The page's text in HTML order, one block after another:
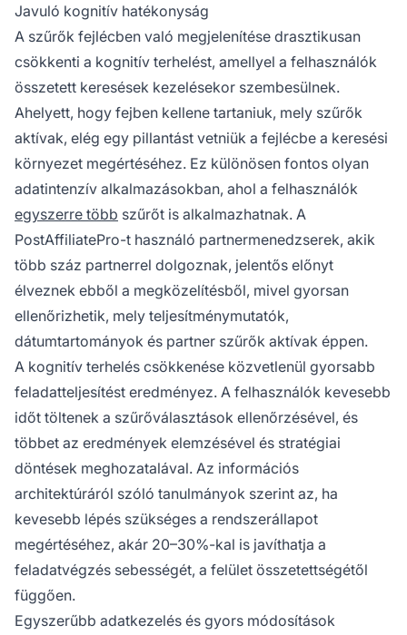
Javuló kognitív hatékonyság
A szűrők fejlécben való megjelenítése drasztikusan
csökkenti a kognitív terhelést, amellyel a felhasználók
összetett keresések kezelésekor szembesülnek.
Ahelyett, hogy fejben kellene tartaniuk, mely szűrők
aktívak, elég egy pillantást vetniük a fejlécbe a keresési
környezet megértéséhez. Ez különösen fontos olyan
adatintenzív alkalmazásokban, ahol a felhasználók
egyszerre több szűrőt is alkalmazhatnak. A
PostAffiliatePro-t használó partnermenedzserek, akik
több száz partnerrel dolgoznak, jelentős előnyt
élveznek ebből a megközelítésből, mivel gyorsan
ellenőrizhetik, mely teljesítménymutatók,
dátumtartományok és partner szűrők aktívak éppen.
A kognitív terhelés csökkenése közvetlenül gyorsabb
feladatteljesítést eredményez. A felhasználók kevesebb
időt töltenek a szűrőválasztások ellenőrzésével, és
többet az eredmények elemzésével és stratégiai
döntések meghozatalával. Az információs
architektúráról szóló tanulmányok szerint az, ha
kevesebb lépés szükséges a rendszerállapot
megértéséhez, akár 20–30%-kal is javíthatja a
feladatvégzés sebességét, a felület összetettségétől
függően.
Egyszerűbb adatkezelés és gyors módosítások